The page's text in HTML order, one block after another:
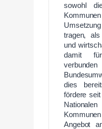
sowohl
tragen,
und
damit
dies
fördere
Angebot